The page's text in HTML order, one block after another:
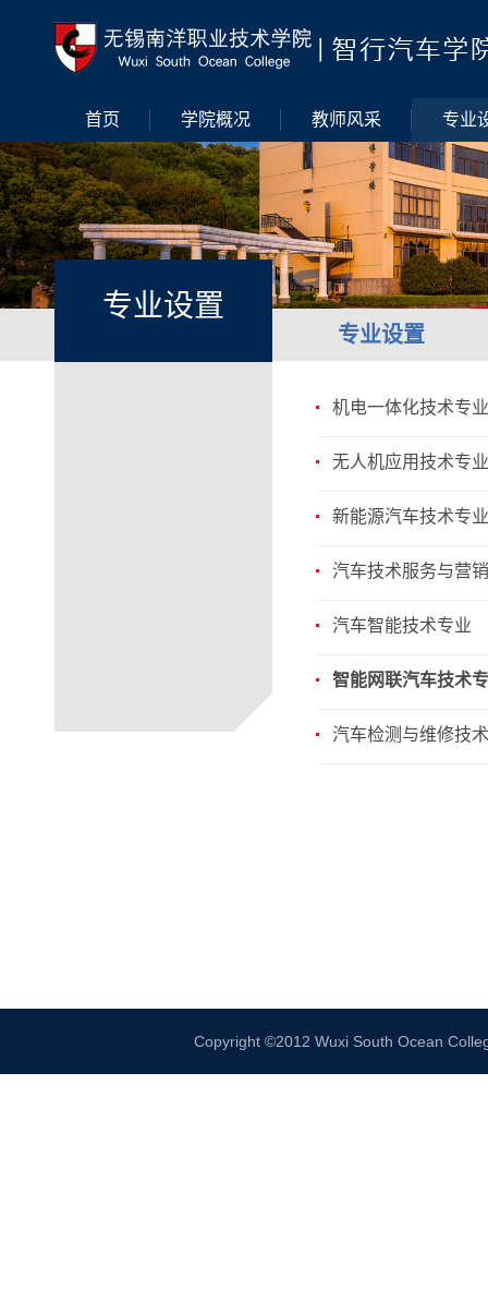
首页 学院概况 教师风采 专业
专业设置
专业设置
机电一体化技术专业
无人机应用技术专业
新能源汽车技术专业
汽车技术服务与营
汽车智能技术专业
智能网联汽车技术
汽车检测与维修技
Copyright ©2012 Wuxi South Ocean